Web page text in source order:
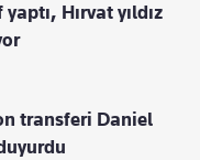
Hırvat yıldız
transferi Daniel